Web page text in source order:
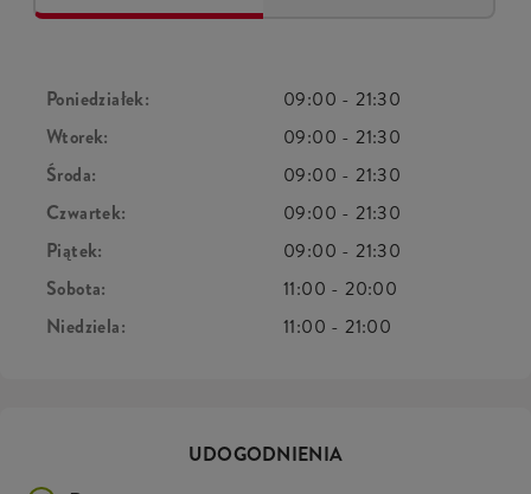
Poniedziałek: 09:00 -21:30
Wtorek:
09:00 -21:30
Środa:
09:00 -21:30
Czwartek:
09:00 -21:30
Piątek:
09:00 -21:30
Sobota:
11:00 -20:00
Niedziela:
11:00 -21:00
UDOGODNIENIA